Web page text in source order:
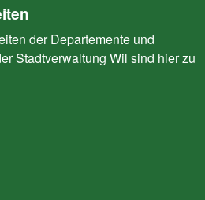
der Departemente und
Stadtverwaltung Wil sind hier zu